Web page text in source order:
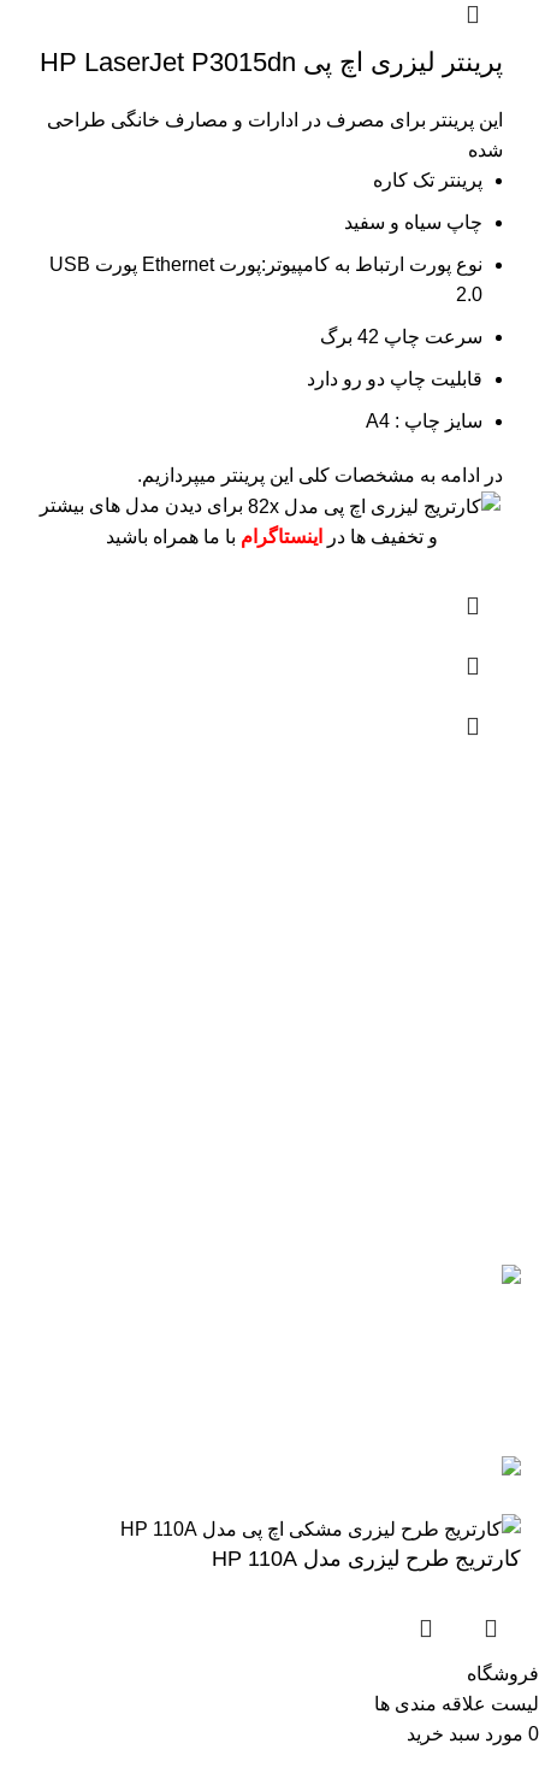
پرینتر لیزری اچ پی HP LaserJet P3015dn
این پرینتر برای مصرف در ادارات و مصارف خانگی طراحی
شده
پرینتر تک کاره
چاپ سیاه و سفید
نوع پورت ارتباط به کامپیوتر:پورت Ethernet پورت USB
2.0
سرعت چاپ 42 برگ
قابلیت چاپ دو رو دارد
سایز چاپ : A4
در ادامه به مشخصات کلی این پرینتر میپردازیم.
برای دیدن مدل های بیشتر
و تخفیف ها در
اینستاگرام با ما همراه باشید
کارتریج طرح لیزری مدل HP 110A
فروشگاه
لیست علاقه مندی ها
0 مورد سبد خرید